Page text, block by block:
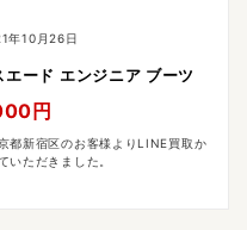
年10月26日
ード エンジニア ブーツ
円
都新宿区のお客様よりLINE買取か
いただきました。